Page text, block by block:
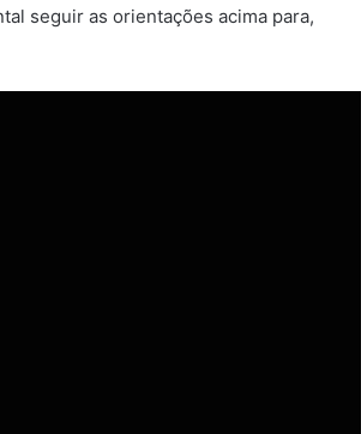
seguir as orientações acima para,